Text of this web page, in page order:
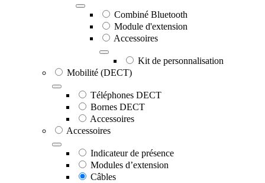
Combiné Bluetooth
Module d'extension
Accessoires
Kit de personnalisation
Mobilité (DECT)
Téléphones DECT
Bornes DECT
Accessoires
Accessoires
Indicateur de présence
Modules d’extension
Câbles